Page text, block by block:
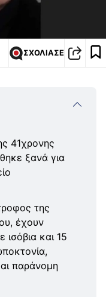
ΣΧΟΛΙΑΣΕ
41χρονης
ξανά για
της
έχουν
ισόβια και 15
παράνομη